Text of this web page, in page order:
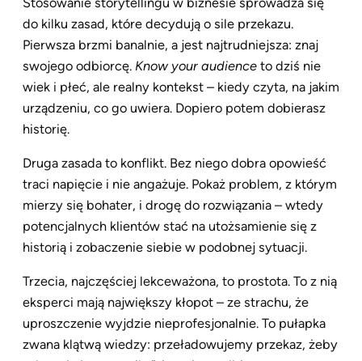
do kilku zasad, które decydują o sile przekazu.
Pierwsza brzmi banalnie, a jest najtrudniejsza: znaj
swojego odbiorcę. Know your audience to dziś nie
wiek i płeć, ale realny kontekst – kiedy czyta, na jakim
urządzeniu, co go uwiera. Dopiero potem dobierasz
historię.
Druga zasada to konflikt. Bez niego dobra opowieść
traci napięcie i nie angażuje. Pokaż problem, z którym
mierzy się bohater, i drogę do rozwiązania – wtedy
potencjalnych klientów stać na utożsamienie się z
historią i zobaczenie siebie w podobnej sytuacji.
Trzecia, najczęściej lekceważona, to prostota. To z nią
eksperci mają największy kłopot – ze strachu, że
uproszczenie wyjdzie nieprofesjonalnie. To pułapka
zwana klątwą wiedzy: przeładowujemy przekaz, żeby